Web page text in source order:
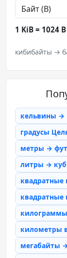
1 KiB = 1024 B
кибибайты →
кельвины →
градусы
метры →
литры →
километры
мегабайты